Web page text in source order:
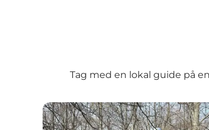
Tag med en lokal guide på
Hop On-Hop Off - City Sightseeing